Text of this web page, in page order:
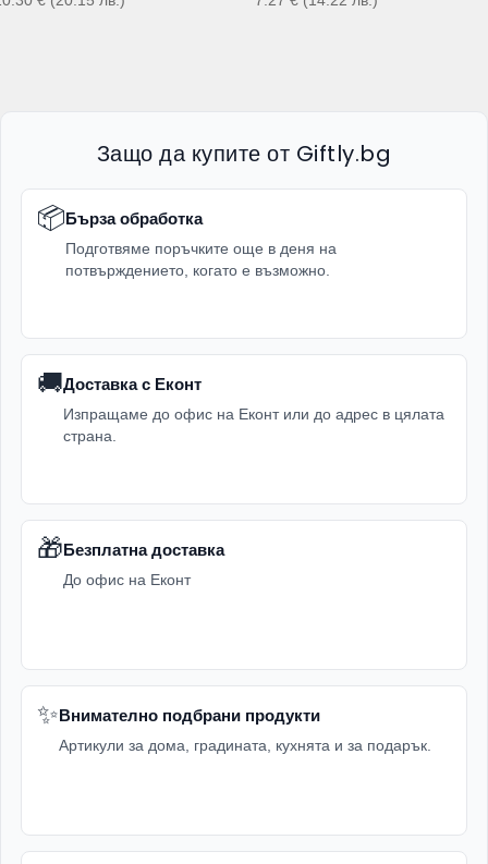
Защо да купите от Giftly.bg
📦Бърза обработка
Подготвяме поръчките още в деня на
потвърждението, когато е възможно.
🚚Доставка с Еконт
Изпращаме до офис на Еконт или до адрес в цялата
страна.
🎁Безплатна доставка
До офис на Еконт
✨Внимателно подбрани продукти
Артикули за дома, градината, кухнята и за подарък.